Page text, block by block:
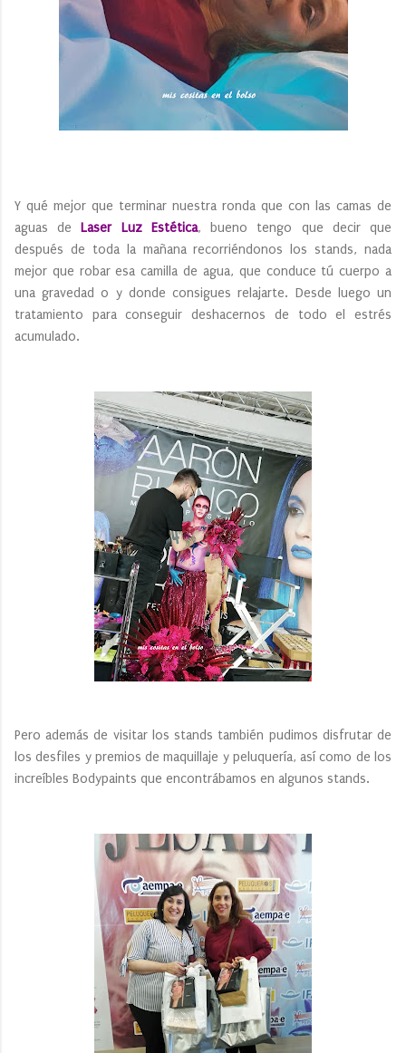
Y qué mejor que terminar nuestra ronda que con las camas de
aguas de Laser Luz Estética, bueno tengo que decir que
después de toda la mañana recorriéndonos los stands, nada
mejor que robar esa camilla de agua, que conduce tú cuerpo a
una gravedad 0 y donde consigues relajarte. Desde luego un
tratamiento para conseguir deshacernos de todo el estrés
acumulado.
Pero además de visitar los stands también pudimos disfrutar de
los desfiles y premios de maquillaje y peluquería, así como de los
increíbles Bodypaints que encontrábamos en algunos stands.